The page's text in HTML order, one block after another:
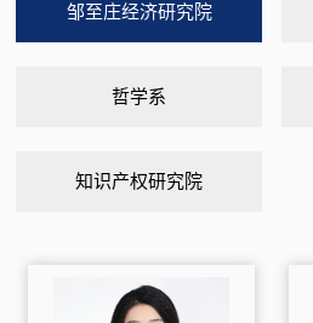
邹至庄经济研究院
哲学系
知识产权研究院